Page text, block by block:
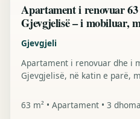
Apartament i renovuar 63
Gjevgjelisë – i mobiluar,
Gjevgjeli
Apartament i renovuar dhe i
Gjevgjelisë, në katin e parë,
63 m² • Apartament • 3